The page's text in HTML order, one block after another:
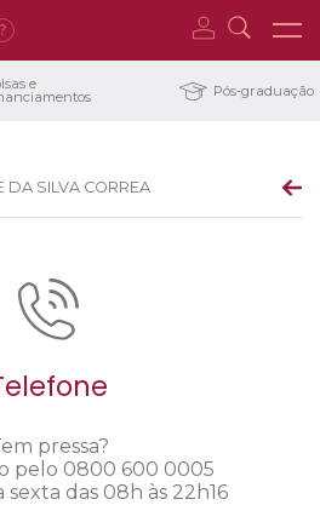
?
e Pós-graduação
DA SILVA CORREA
pressa?
pelo 0800 600 0005
das 08h às 22h16